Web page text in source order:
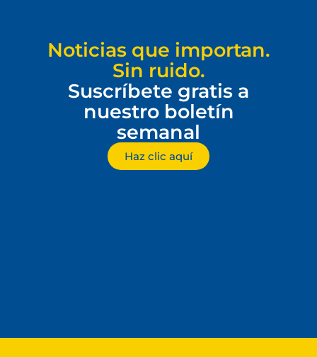
Noticias que importan.
Sin ruido.
Suscríbete gratis a
nuestro boletín
semanal
Haz clic aquí